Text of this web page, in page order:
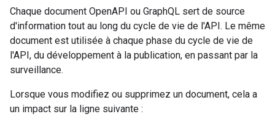
Chaque document OpenAPI ou GraphQL sert de source
d'information tout au long du cycle de vie de l'API. Le même
document est utilisée à chaque phase du cycle de vie de
l'API, du développement à la publication, en passant par la
surveillance.
Lorsque vous modifiez ou supprimez un document, cela a
un impact sur la ligne suivante :